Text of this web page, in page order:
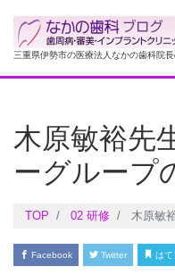
三重県伊勢市の医療法人なかの歯科院
木原敏裕先
ーグループ
TOP 02 研修 木原敏
Facebook Twitter はて